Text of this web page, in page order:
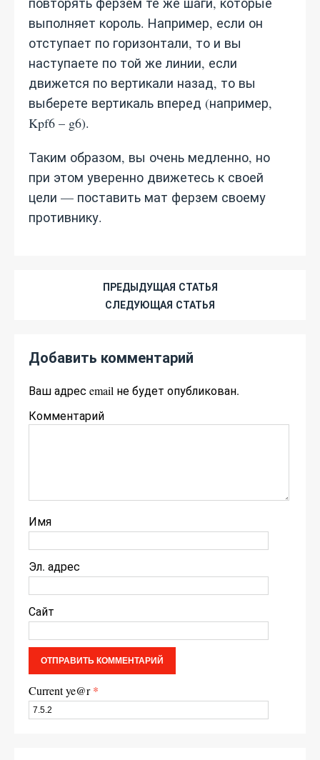
выполняет король. Например, если он
отступает по горизонтали, то и вы
наступаете по той же линии, если
движется по вертикали назад, то вы
выберете вертикаль вперед (например,
Kpf6 – g6).
Таким образом, вы очень медленно, но
при этом уверенно движетесь к своей
цели — поставить мат ферзем своему
противнику.
ПРЕДЫДУЩАЯ СТАТЬЯ
СЛЕДУЮЩАЯ СТАТЬЯ
Добавить комментарий
Ваш адрес email не будет опубликован.
Комментарий
Имя
Эл. адрес
Сайт
Current ye@r*